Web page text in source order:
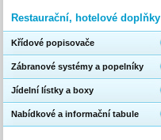
Restaurační, hotelové doplňky
Křídové popisovače
Zábranové systémy a popelníky
Jídelní lístky a boxy
Nabídkové a informační tabule